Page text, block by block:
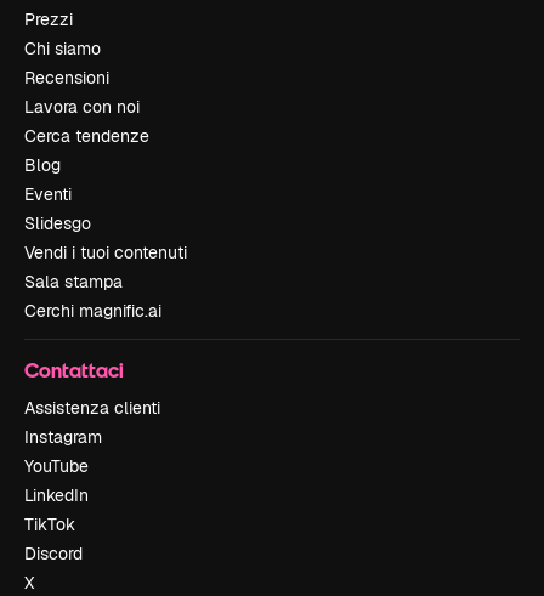
Prezzi
Chi siamo
Recensioni
Lavora con noi
Cerca tendenze
Blog
Eventi
Slidesgo
Vendi i tuoi contenuti
Sala stampa
Cerchi magnific.ai
Contattaci
Assistenza clienti
Instagram
YouTube
LinkedIn
TikTok
Discord
X